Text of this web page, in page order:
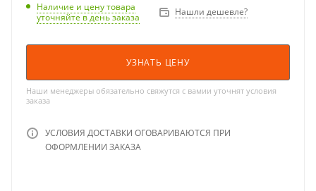
Наличие и цену товара
уточняйте в день заказа
Нашли дешевле?
УЗНАТЬ ЦЕНУ
Наши менеджеры обязательно свяжутся с вамии уточнят условия
заказа
УСЛОВИЯ ДОСТАВКИ ОГОВАРИВАЮТСЯ ПРИ
ОФОРМЛЕНИИ ЗАКАЗА